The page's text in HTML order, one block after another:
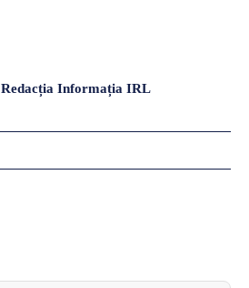
Redacția Informația IRL